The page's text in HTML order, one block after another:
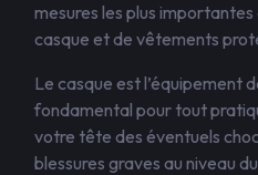
mesures les plus importantes
casque et de vêtements
Le casque est l’équipement
fondamental pour tout
votre tête des éventuels
blessures graves au niveau